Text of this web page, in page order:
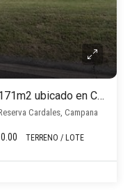
Terreno / Lote en venta de 1171m2 ubicado en Campana
Cardales, Campana
0.00 TERRENO / LOTE